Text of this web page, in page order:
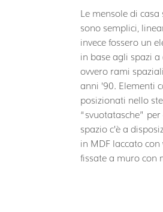
Le mensole di
sono semplici,
invece fossero un
in base agli spazi
ovvero rami
anni ’90. Elementi
posizionati nello
“svuotatasche”
spazio c’è a
in MDF laccato
fissate a muro con